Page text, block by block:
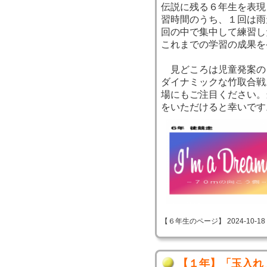
伝説に残る６年生を表
習時間のうち、１回は
回の中で集中して練習
これまでの学習の成果
見どころは児童発案の
ダイナミックな竹取合
場にもご注目ください
をいただけると幸いで
【６年生のページ】 2024-10-
【１年】「玉入